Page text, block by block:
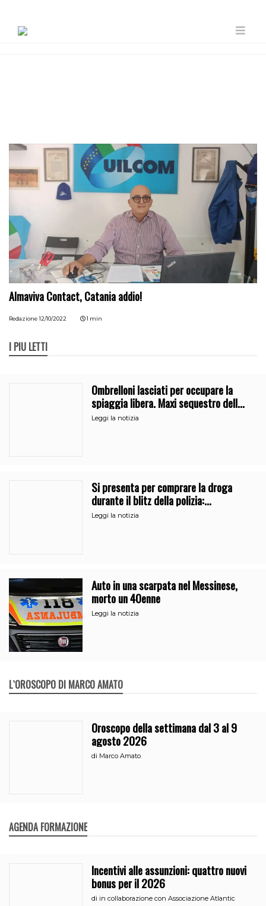
Almaviva Contact, Catania addio!
Redazione 12/10/2022 1 min
I PIÙ LETTI
Ombrelloni lasciati per occupare la
spiaggia libera. Maxi sequestro della
Guardia Costiera
Leggi la notizia
Si presenta per comprare la droga
durante il blitz della polizia:
denunciati due pusher a Catania
Leggi la notizia
Auto in una scarpata nel Messinese,
morto un 40enne
Leggi la notizia
L`OROSCOPO DI MARCO AMATO
Oroscopo della settimana dal 3 al 9
agosto 2026
di Marco Amato
AGENDA FORMAZIONE
Incentivi alle assunzioni: quattro nuovi
bonus per il 2026
di in collaborazione con Associazione Atlantic